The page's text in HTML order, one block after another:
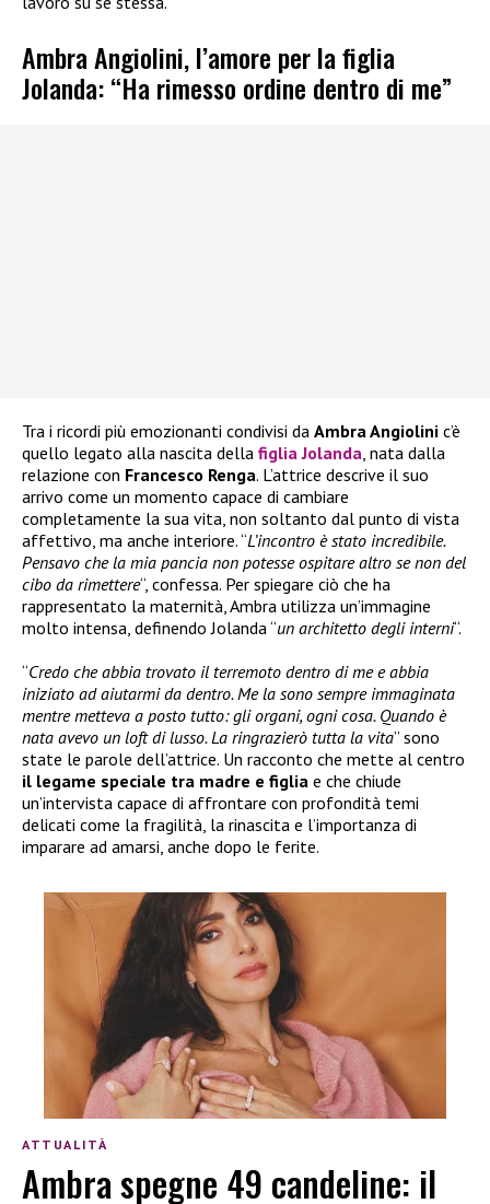
Ambra Angiolini, l’amore per la figlia
Jolanda: “Ha rimesso ordine dentro di me”
Tra i ricordi più emozionanti condivisi da Ambra Angiolini c’è
quello legato alla nascita della figlia Jolanda, nata dalla
relazione con Francesco Renga. L’attrice descrive il suo
arrivo come un momento capace di cambiare
completamente la sua vita, non soltanto dal punto di vista
affettivo, ma anche interiore. “L’incontro è stato incredibile.
Pensavo che la mia pancia non potesse ospitare altro se non del
cibo da rimettere“, confessa. Per spiegare ciò che ha
rappresentato la maternità, Ambra utilizza un’immagine
molto intensa, definendo Jolanda “un architetto degli interni“.
“Credo che abbia trovato il terremoto dentro di me e abbia
iniziato ad aiutarmi da dentro. Me la sono sempre immaginata
mentre metteva a posto tutto: gli organi, ogni cosa. Quando è
nata avevo un loft di lusso. La ringrazierò tutta la vita” sono
state le parole dell’attrice. Un racconto che mette al centro
il legame speciale tra madre e figlia e che chiude
un’intervista capace di affrontare con profondità temi
delicati come la fragilità, la rinascita e l’importanza di
imparare ad amarsi, anche dopo le ferite.
ATTUALITÀ
Ambra spegne 49 candeline: il